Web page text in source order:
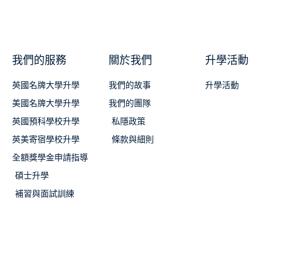
我們的服務
英國名牌大學升學
美國名牌大學升學
英國預科學校升學
英美寄宿學校升學
全額獎學金申請指導
碩士升學
補習與面試訓練
關於我們
我們的故事
我們的團隊
私隱政策
條款與細則
升學活動
升學活動